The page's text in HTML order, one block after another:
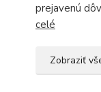
prejavenú
celé
Zobraziť